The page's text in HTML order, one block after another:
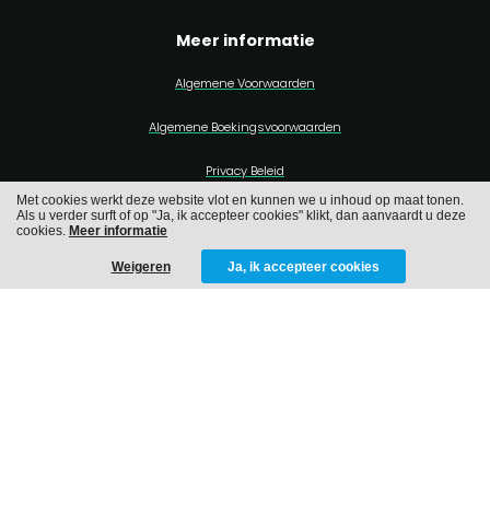
Meer informatie
Algemene Voorwaarden
Algemene Boekingsvoorwaarden
Privacy Beleid
Cookies
Met cookies werkt deze website vlot en kunnen we u inhoud op maat tonen.
Als u verder surft of op "Ja, ik accepteer cookies" klikt, dan aanvaardt u deze
cookies. Meer informatie
Weigeren Ja, ik accepteer cookies